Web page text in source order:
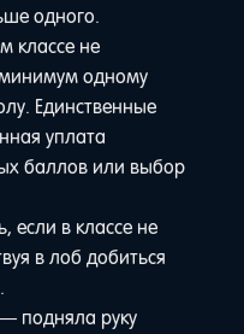
одного.
классе не
одному
Единственные
уплата
баллов или выбор
если в классе не
в лоб добиться
подняла руку